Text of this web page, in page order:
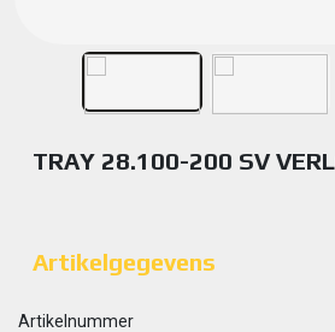
TRAY 28.100-200 SV
Artikelgegevens
Artikelnummer